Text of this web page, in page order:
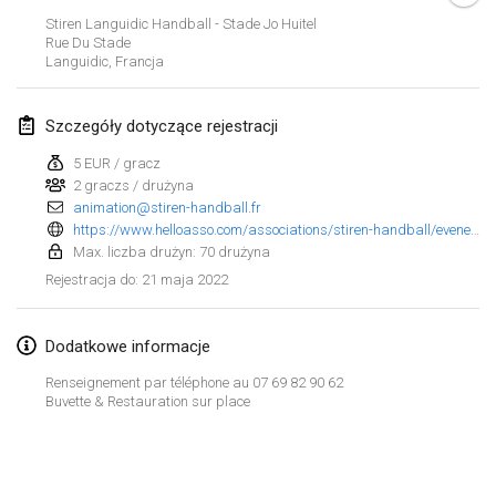
Stiren Languidic Handball - Stade Jo Huitel
Rue Du Stade
Languidic, Francja
Szczegóły dotyczące rejestracji
5 EUR / gracz
2 graczs / drużyna
animation@stiren-handball.fr
Max. liczba drużyn: 70 drużyna
Rejestracja do: 21 maja 2022
Dodatkowe informacje
Renseignement par téléphone au 07 69 82 90 62
Buvette & Restauration sur place
luty 2022
4 lut 2022| Czechy
ANULOWANY
TangoMölkky
5 lut 2022|Finlandia
Kohti Kisoja
Yamagata Tournament
13 lut 2022|Japonia